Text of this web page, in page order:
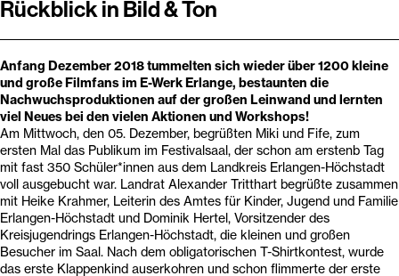
Rückblick in Bild & Ton
Anfang Dezember 2018 tummelten sich wieder über 1200 kleine
und große Filmfans im E-Werk Erlange, bestaunten die
Nachwuchsproduktionen auf der großen Leinwand und lernten
viel Neues bei den vielen Aktionen und Workshops!
Am Mittwoch, den 05. Dezember, begrüßten Miki und Fife, zum
ersten Mal das Publikum im Festivalsaal, der schon am erstenb Tag
mit fast 350 Schüler*innen aus dem Landkreis Erlangen-Höchstadt
voll ausgebucht war. Landrat Alexander Tritthart begrüßte zusammen
mit Heike Krahmer, Leiterin des Amtes für Kinder, Jugend und Familie
Erlangen-Höchstadt und Dominik Hertel, Vorsitzender des
Kreisjugendrings Erlangen-Höchstadt, die kleinen und großen
Besucher im Saal. Nach dem obligatorischen T-Shirtkontest, wurde
das erste Klappenkind auserkohren und schon flimmerte der erste